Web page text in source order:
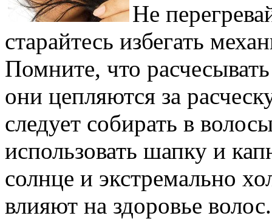
Не
старайтесь избегать
Помните, что
они цепляются за
следует собирать в
использовать шапку и
солнце и экстремально
влияют на здоровье волос.